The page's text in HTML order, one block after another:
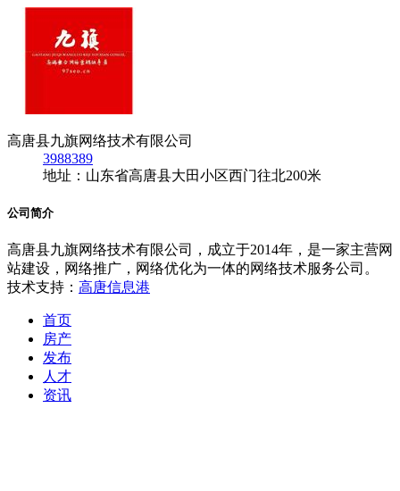
高唐县九旗网络技术有限公司
3988389
地址：山东省高唐县大田小区西门往北200米
公司简介
高唐县九旗网络技术有限公司，成立于2014年，是一家主营网
站建设，网络推广，网络优化为一体的网络技术服务公司。
技术支持： 高唐信息港
首页
房产
发布
人才
资讯